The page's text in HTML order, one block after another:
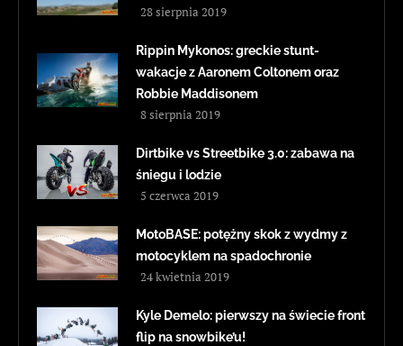
28 sierpnia 2019
Rippin Mykonos: greckie stunt-
wakacje z Aaronem Coltonem oraz
Robbie Maddisonem
8 sierpnia 2019
Dirtbike vs Streetbike 3.0: zabawa na
śniegu i lodzie
5 czerwca 2019
MotoBASE: potężny skok z wydmy z
motocyklem na spadochronie
24 kwietnia 2019
Kyle Demelo: pierwszy na świecie front
flip na snowbike’u!